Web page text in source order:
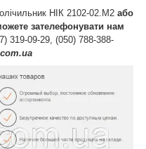
НІК 2102-02.M2 або
зателефонувати нам
319-09-29, (050) 788-388-